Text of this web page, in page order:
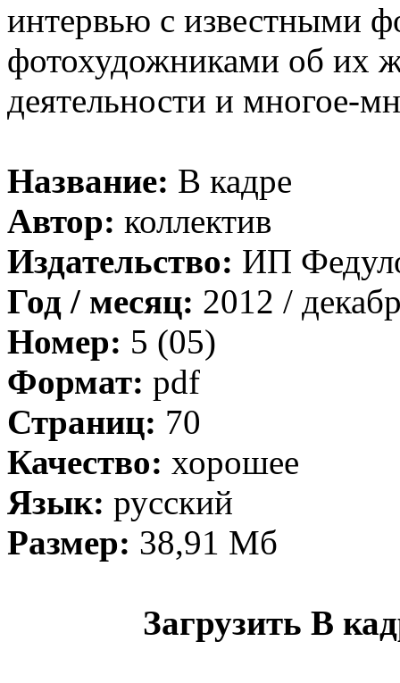
интервью с известными
фотохудожниками об их
деятельности и многое-
Название: В кадре
Автор: коллектив
Издательство: ИП
Год / месяц: 2012 /
Номер: 5 (05)
Формат: pdf
Страниц: 70
Качество: хорошее
Язык: русский
Размер: 38,91 Мб
Загрузить В